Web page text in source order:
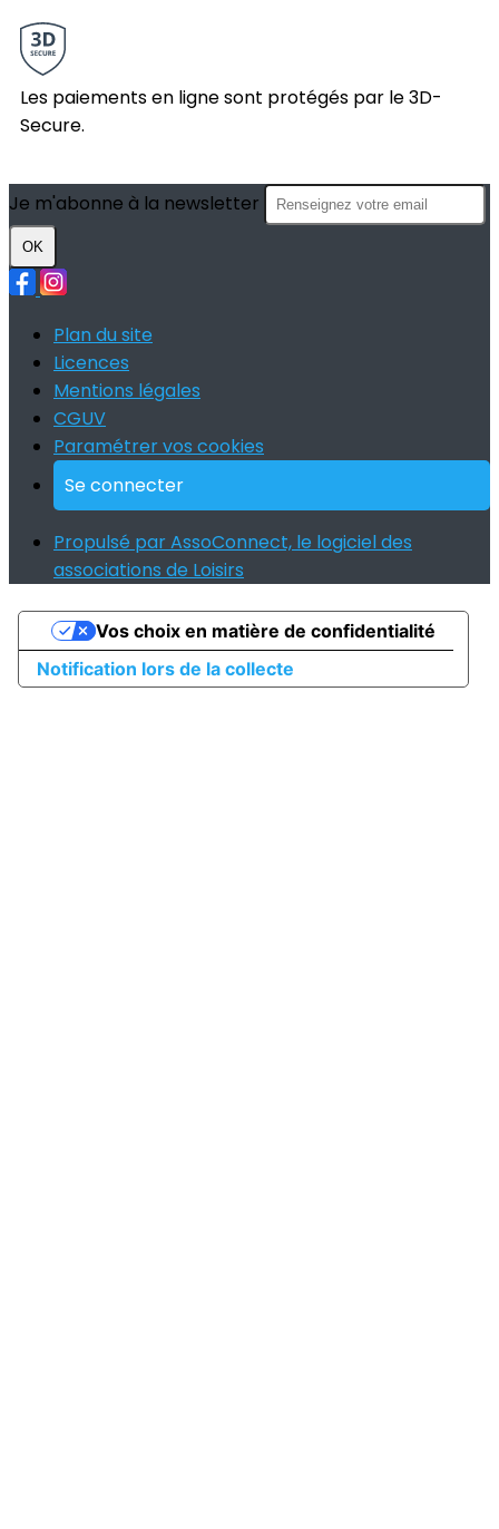
Les paiements en ligne sont protégés par le 3D-
Secure.
Je m'abonne à la newsletter
OK
Plan du site
Licences
Mentions légales
CGUV
Paramétrer vos cookies
Se connecter
Propulsé par AssoConnect, le logiciel des
associations de Loisirs
Notification lors de la collecte
Vos choix en matière de confidentialité